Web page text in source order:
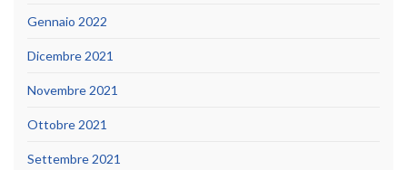
Gennaio 2022
Dicembre 2021
Novembre 2021
Ottobre 2021
Settembre 2021